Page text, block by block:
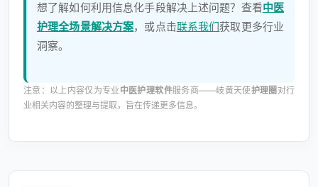
想了解如何利用信息化手段解决上述问题？查看中医
护理全场景解决方案，或点击联系我们获取更多行业
洞察。
注意：以上内容仅为专业中医护理软件服务商——岐黄天使护理圈 对行
业相关内容的整理与提取，旨在传递更多信息。